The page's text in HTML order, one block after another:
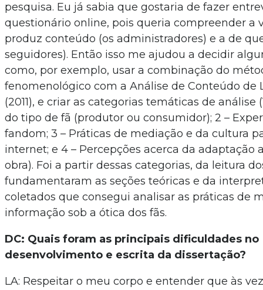
pesquisa. Eu já sabia que gostaria de fazer
questionário online, pois queria compreender a
produz conteúdo (os administradores) e a de
seguidores). Então isso me ajudou a decidir
como, por exemplo, usar a combinação do
fenomenológico com a Análise de Conteúdo de
(2011), e criar as categorias temáticas de análise
do tipo de fã (produtor ou consumidor); 2 –
fandom; 3 – Práticas de mediação e da cultura
internet; e 4 – Percepções acerca da adaptação
obra). Foi a partir dessas categorias, da leitura
fundamentaram as seções teóricas e da
coletados que consegui analisar as práticas de
informação sob a ótica dos fãs.
DC: Quais foram as principais dificuldades no
desenvolvimento e escrita da dissertação?
LA: Respeitar o meu corpo e entender que às